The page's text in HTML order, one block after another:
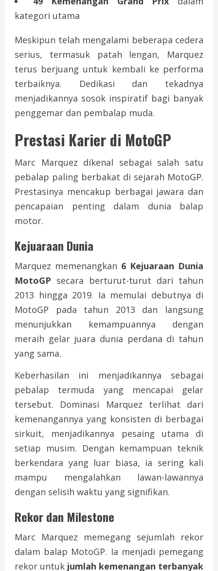
kategori utama
Meskipun telah mengalami beberapa cedera
serius, termasuk patah lengan, Marquez
terus berjuang untuk kembali ke performa
terbaiknya. Dedikasi dan tekadnya
menjadikannya sosok inspiratif bagi banyak
penggemar dan pembalap muda.
Prestasi Karier di MotoGP
Marc Marquez dikenal sebagai salah satu
pebalap paling berbakat di sejarah MotoGP.
Prestasinya mencakup berbagai jawara dan
pencapaian penting dalam dunia balap
motor.
Kejuaraan Dunia
Marquez memenangkan 6 Kejuaraan Dunia
MotoGP secara berturut-turut dari tahun
2013 hingga 2019. Ia memulai debutnya di
MotoGP pada tahun 2013 dan langsung
menunjukkan kemampuannya dengan
meraih gelar juara dunia perdana di tahun
yang sama.
Keberhasilan ini menjadikannya sebagai
pebalap termuda yang mencapai gelar
tersebut. Dominasi Marquez terlihat dari
kemenangannya yang konsisten di berbagai
sirkuit, menjadikannya pesaing utama di
setiap musim. Dengan kemampuan teknik
berkendara yang luar biasa, ia sering kali
mampu mengalahkan lawan-lawannya
dengan selisih waktu yang signifikan.
Rekor dan Milestone
Marc Marquez memegang sejumlah rekor
dalam balap MotoGP. Ia menjadi pemegang
rekor untuk jumlah kemenangan terbanyak